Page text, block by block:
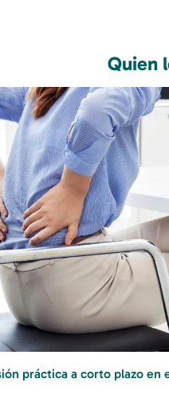
Quien
práctica a corto plazo en